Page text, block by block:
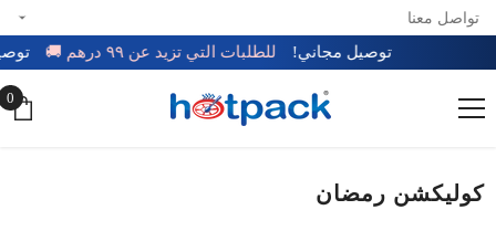
تخطي إلى المحتوى
تواصل معنا
توصيل مجاني! للطلبات التي تزيد عن ٩٩ درهم 🚚
0
0
كوليكشن رمضان